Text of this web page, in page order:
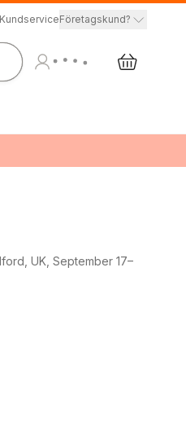
KundserviceFöretagskund?
UK, September 17–